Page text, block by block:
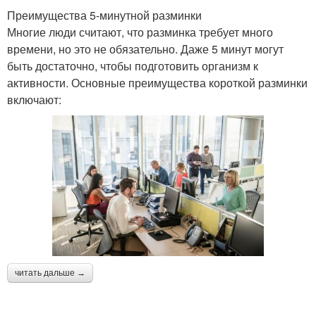
Преимущества 5-минутной разминки
Многие люди считают, что разминка требует много
времени, но это не обязательно. Даже 5 минут могут
быть достаточно, чтобы подготовить организм к
активности. Основные преимущества короткой разминки
включают:
читать дальше →